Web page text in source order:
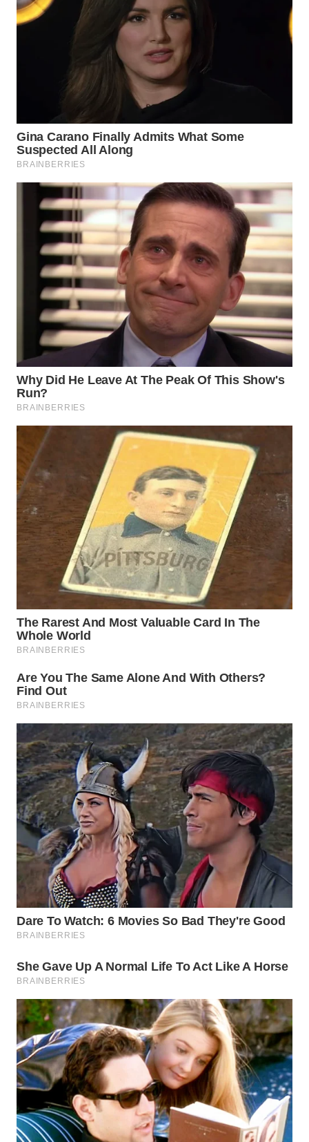
WN
INDRAMAYU
WN
SUBANG
SUKABUMI
WN
PURWAKARTA
WN
PRIANGAN
TIMUR
WN
SEMARANG
WN
SOLO
BOROBUDUR
WN
MADURA
WN
WN
NATUNA
WN
BINTAN
WN
MANDALIKA
WN
LIKUPANG
WN
LABUANBAJO
WN
BORNEO
Media
Group
WAHANA
NEWS
WAHANA
TANI
WAHANA
ADVOKAT